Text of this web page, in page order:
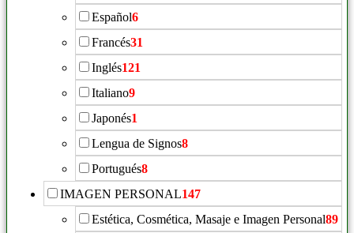
Español6
Francés31
Inglés121
Italiano9
Japonés1
Lengua de Signos8
Portugués8
IMAGEN PERSONAL147
Estética, Cosmética, Masaje e Imagen Personal89